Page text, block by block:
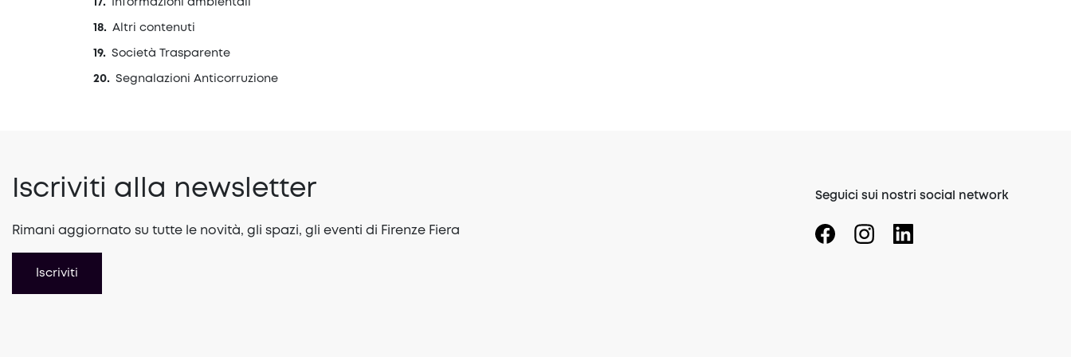
Informazioni ambientali
Altri contenuti
Società Trasparente
Segnalazioni Anticorruzione
Iscriviti alla newsletter
Rimani aggiornato su tutte le novità, gli spazi, gli eventi di Firenze Fiera
Iscriviti
Seguici sui nostri social network
(opens in a new tab)
(opens in a new tab)
(opens in a new tab)